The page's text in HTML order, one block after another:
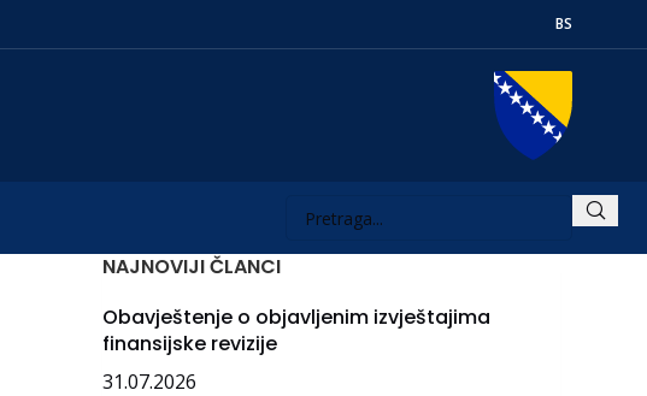
BS
NAJNOVIJI ČLANCI
Obavještenje o objavljenim izvještajima
finansijske revizije
31.07.2026